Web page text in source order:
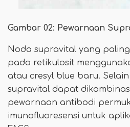
Gambar 02: Pewarnaan
Noda supravital yang
pada retikulosit
atau cresyl blue baru.
supravital dapat
pewarnaan antibodi
imunofluoresensi untuk